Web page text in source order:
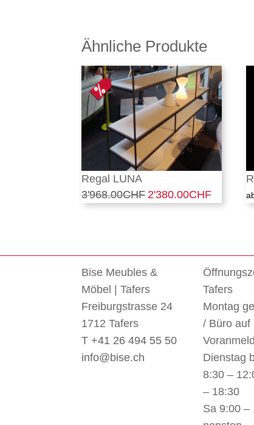
Ähnliche Produkte
Regal LUNA
3'968.00CHF Ursprünglicher
2'380.00CHFAktueller
Bise Meubles &
Möbel | Tafers
Freiburgstrasse 24
1712 Tafers
T +41 26 494 55 50
info@bise.ch
Tafers
Montag
/ Büro auf
Dienstag
8:30 –
– 18:30
Sa 9:00 –